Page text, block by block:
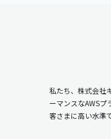
私たち、株式会社
ーマンスなAWS
客さまに高い水準